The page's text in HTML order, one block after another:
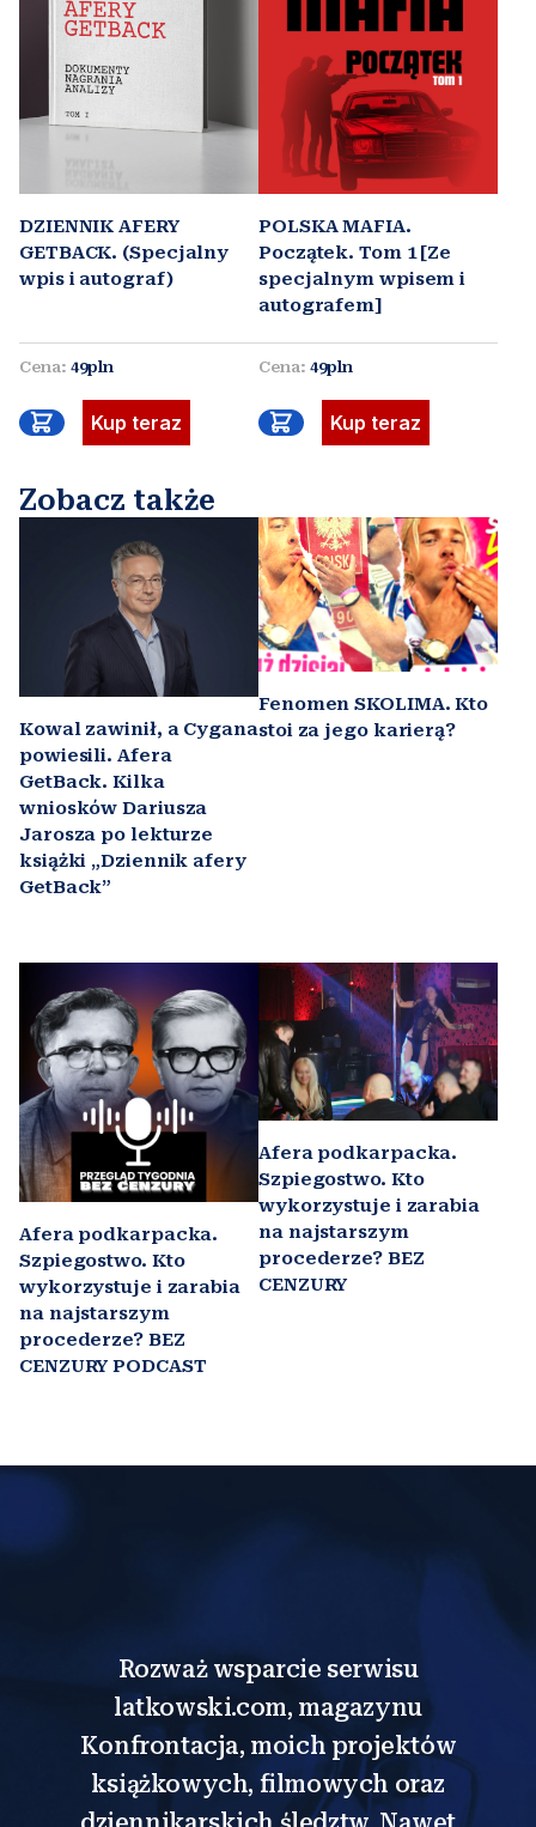
DZIENNIK AFERY
GETBACK. (Specjalny
wpis i autograf)
Cena: 49pln
Kup teraz
POLSKA MAFIA.
Początek. Tom 1 [Ze
specjalnym wpisem i
autografem]
Cena: 49pln
Kup teraz
Zobacz także
Kowal zawinił, a Cygana
powiesili. Afera
GetBack. Kilka
wniosków Dariusza
Jarosza po lekturze
książki „Dziennik afery
GetBack”
Fenomen SKOLIMA. Kto
stoi za jego karierą?
Afera podkarpacka.
Szpiegostwo. Kto
wykorzystuje i zarabia
na najstarszym
procederze? BEZ
CENZURY PODCAST
Afera podkarpacka.
Szpiegostwo. Kto
wykorzystuje i zarabia
na najstarszym
procederze? BEZ
CENZURY
Rozważ wsparcie serwisu
latkowski.com, magazynu
Konfrontacja, moich projektów
książkowych, filmowych oraz